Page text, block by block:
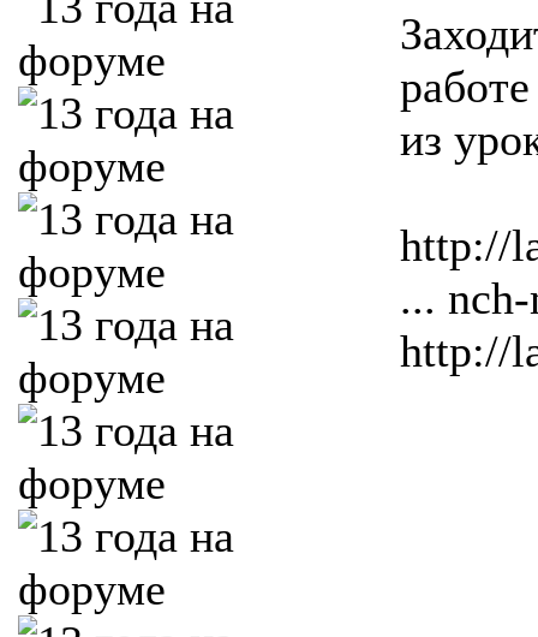
из
http://
...
http://